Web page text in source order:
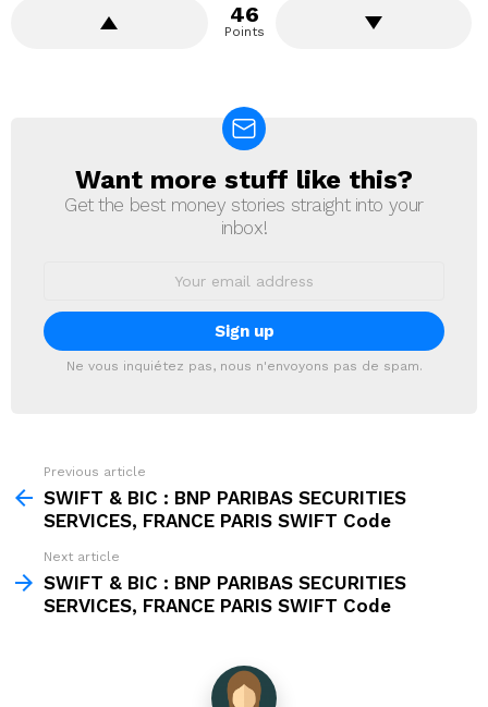
46
Points
NEWSLETTER
Want more stuff like this?
Get the best money stories straight into your
inbox!
Ne vous inquiétez pas, nous n'envoyons pas de spam.
more
Previous article
SWIFT & BIC : BNP PARIBAS SECURITIES
SERVICES, FRANCE PARIS SWIFT Code
Next article
SWIFT & BIC : BNP PARIBAS SECURITIES
SERVICES, FRANCE PARIS SWIFT Code